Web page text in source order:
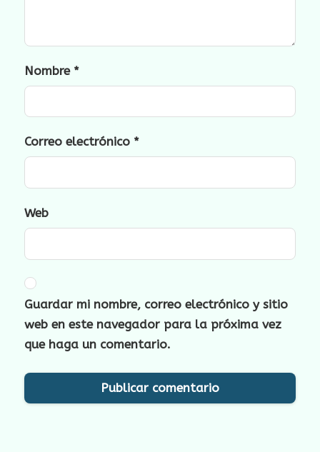
Nombre *
Correo electrónico *
Web
Guardar mi nombre, correo electrónico y sitio
web en este navegador para la próxima vez
que haga un comentario.